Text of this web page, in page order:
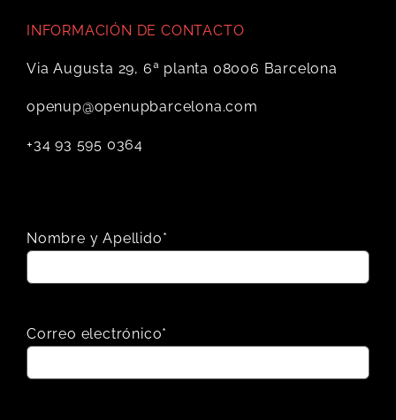
INFORMACIÓN DE CONTACTO
Via Augusta 29, 6ª planta 08006 Barcelona
openup@openupbarcelona.com
+34 93 595 0364
Nombre y Apellido*
Correo electrónico*